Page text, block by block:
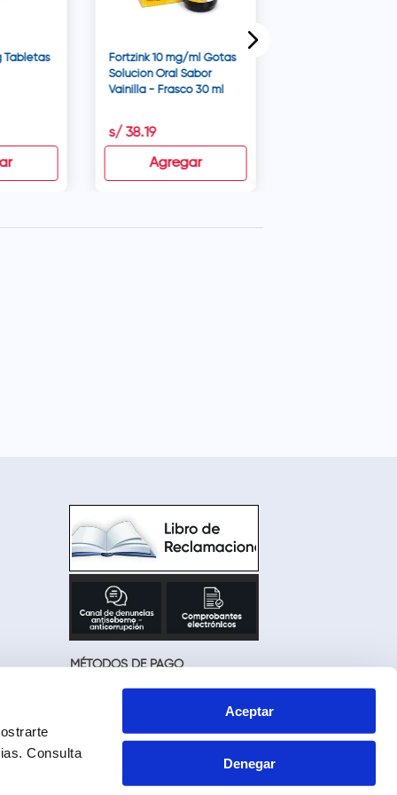
Consulta
Aceptar
Denegar
Tabletas
Fortzink 10 mg/ml Gotas
Solución Oral Sabor
Vainilla - Frasco 30 ml
s/ 38.19
Agregar
MÉTODOS DE PAGO